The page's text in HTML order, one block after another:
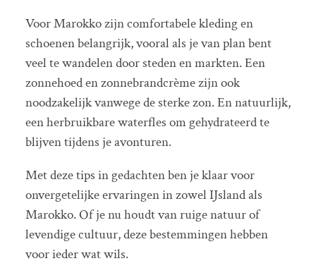
Voor Marokko zijn comfortabele kleding en
schoenen belangrijk, vooral als je van plan bent
veel te wandelen door steden en markten. Een
zonnehoed en zonnebrandcrème zijn ook
noodzakelijk vanwege de sterke zon. En natuurlijk,
een herbruikbare waterfles om gehydrateerd te
blijven tijdens je avonturen.
Met deze tips in gedachten ben je klaar voor
onvergetelijke ervaringen in zowel IJsland als
Marokko. Of je nu houdt van ruige natuur of
levendige cultuur, deze bestemmingen hebben
voor ieder wat wils.